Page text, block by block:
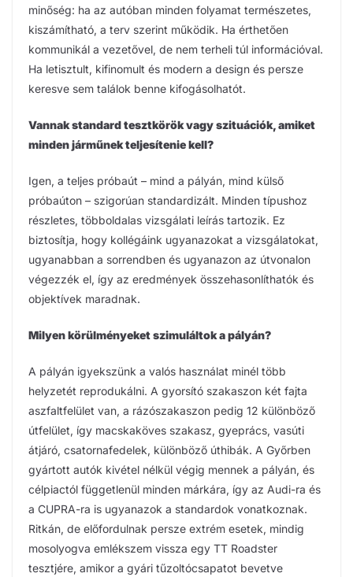
minőség: ha az autóban minden folyamat természetes,
kiszámítható, a terv szerint működik. Ha érthetően
kommunikál a vezetővel, de nem terheli túl információval.
Ha letisztult, kifinomult és modern a design és persze
keresve sem találok benne kifogásolhatót.
Vannak standard tesztkörök vagy szituációk, amiket
minden járműnek teljesítenie kell?
Igen, a teljes próbaút – mind a pályán, mind külső
próbaúton – szigorúan standardizált. Minden típushoz
részletes, többoldalas vizsgálati leírás tartozik. Ez
biztosítja, hogy kollégáink ugyanazokat a vizsgálatokat,
ugyanabban a sorrendben és ugyanazon az útvonalon
végezzék el, így az eredmények összehasonlíthatók és
objektívek maradnak.
Milyen körülményeket szimuláltok a pályán?
A pályán igyekszünk a valós használat minél több
helyzetét reprodukálni. A gyorsító szakaszon két fajta
aszfaltfelület van, a rázószakaszon pedig 12 különböző
útfelület, így macskaköves szakasz, gyeprács, vasúti
átjáró, csatornafedelek, különböző úthibák. A Győrben
gyártott autók kivétel nélkül végig mennek a pályán, és
célpiactól függetlenül minden márkára, így az Audi-ra és
a CUPRA-ra is ugyanazok a standardok vonatkoznak.
Ritkán, de előfordulnak persze extrém esetek, mindig
mosolyogva emlékszem vissza egy TT Roadster
tesztjére, amikor a gyári tűzoltócsapatot bevetve